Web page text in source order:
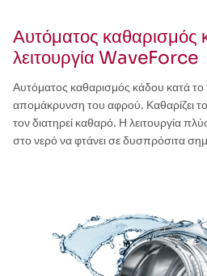
Αυτόματος καθαρισμός
λειτουργία WaveForce
Αυτόματος καθαρισμός κάδου κατά
απομάκρυνση του αφρού. Καθαρίζει
τον διατηρεί καθαρό. Η λειτουργία
στο νερό να φτάνει σε δυσπρόσιτα